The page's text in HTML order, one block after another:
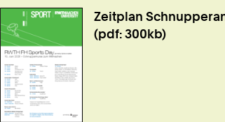
Zeitplan
(pdf: 300kb)